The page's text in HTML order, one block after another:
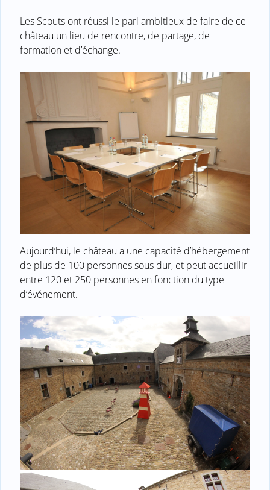
Les Scouts ont réussi le pari ambitieux de faire de ce
château un lieu de rencontre, de partage, de
formation et d’échange.
Aujourd’hui, le château a une capacité d’hébergement
de plus de 100 personnes sous dur, et peut accueillir
entre 120 et 250 personnes en fonction du type
d’événement.